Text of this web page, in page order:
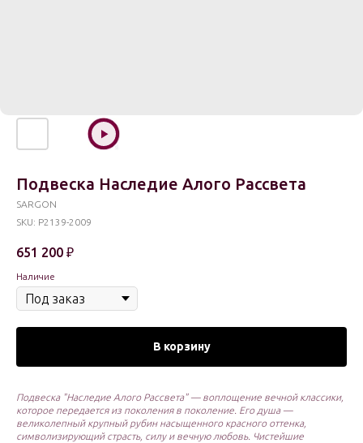
Подвеска Наследие Алого Рассвета
SARGON
SKU: P2139-2009
651 200 ₽
Наличие
В корзину
Подвеска "Наследие Алого Рассвета" — воплощение вечной классики,
которое передается из поколения в поколение. Его душа —
великолепный крупный рубин насыщенного красного оттенка,
символизирующий страсть, силу и вечную любовь. Чистейшие